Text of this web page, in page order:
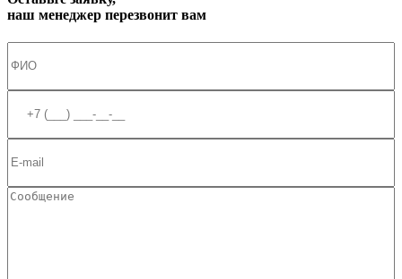
наш менеджер перезвонит вам